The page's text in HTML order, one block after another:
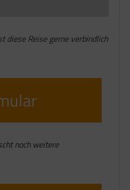
diese Reise gerne verbindlich
noch weitere